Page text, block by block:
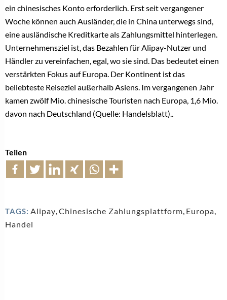
ein chinesisches Konto erforderlich. Erst seit vergangener
Woche können auch Ausländer, die in China unterwegs sind,
eine ausländische Kreditkarte als Zahlungsmittel hinterlegen.
Unternehmensziel ist, das Bezahlen für Alipay-Nutzer und
Händler zu vereinfachen, egal, wo sie sind. Das bedeutet einen
verstärkten Fokus auf Europa. Der Kontinent ist das
beliebteste Reiseziel außerhalb Asiens. Im vergangenen Jahr
kamen zwölf Mio. chinesische Touristen nach Europa, 1,6 Mio.
davon nach Deutschland (Quelle: Handelsblatt)..
Teilen
TAGS: Alipay,Chinesische Zahlungsplattform, Europa,
Handel